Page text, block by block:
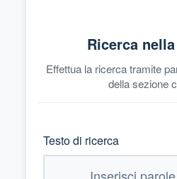
Ricerca
Effettua la ricerca tramite
della sezione
Testo di ricerca